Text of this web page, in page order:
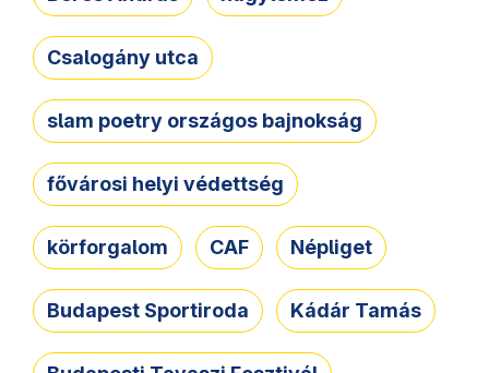
Csalogány utca
slam poetry országos bajnokság
fővárosi helyi védettség
körforgalom CAF Népliget
Budapest Sportiroda Kádár Tamás